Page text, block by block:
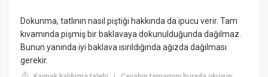
Dokunma, tatlının nasıl piştiği hakkında da ipucu verir. Tam
kıvamında pişmiş bir baklavaya dokunulduğunda dağılmaz.
Bunun yanında iyi baklava ısırıldığında ağızda dağılması
gerekir.